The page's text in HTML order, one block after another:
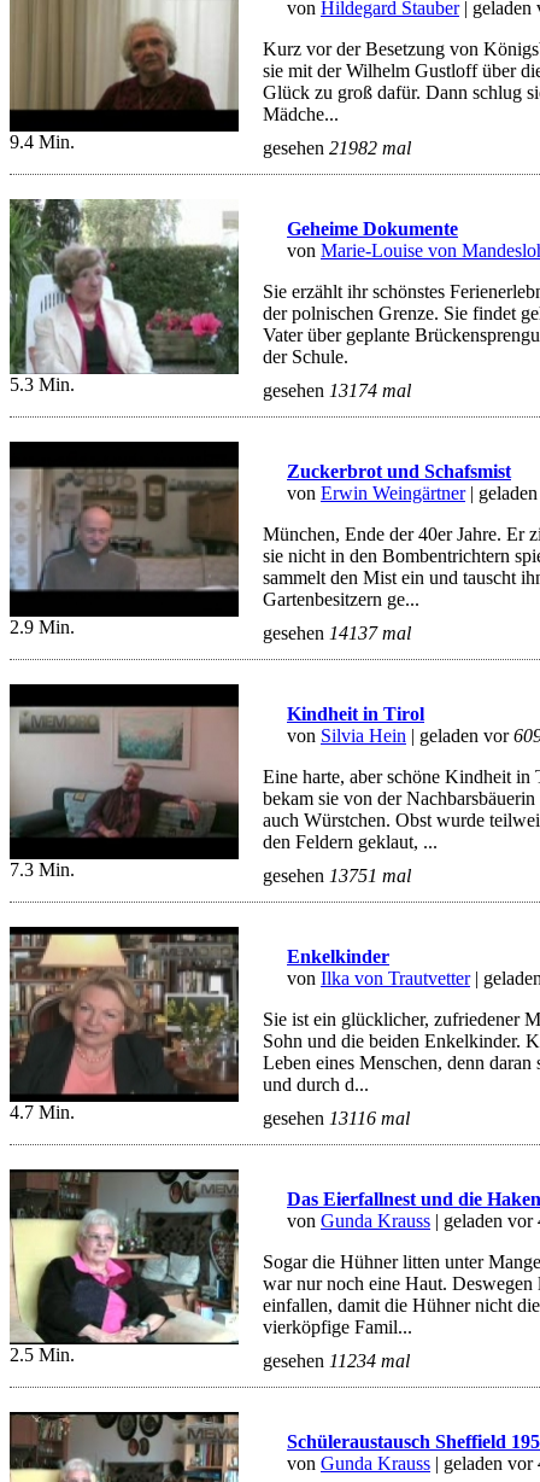
9.4 Min.
von Hildegard Stauber| geladen
Kurz vor der Besetzung von
sie mit der Wilhelm Gustloff über
Glück zu groß dafür. Dann schlug
Mädche...
gesehen 21982 mal
5.3 Min.
Geheime Dokumente
von Marie-Louise von
Sie erzählt ihr schönstes
der polnischen Grenze. Sie findet
Vater über geplante
der Schule.
gesehen 13174 mal
2.9 Min.
Zuckerbrot und Schafsmist
von Erwin Weingärtner|
München, Ende der 40er Jahre. Er
sie nicht in den Bombentrichtern
sammelt den Mist ein und tauscht
Gartenbesitzern ge...
gesehen 14137 mal
7.3 Min.
Kindheit in Tirol
von Silvia Hein | geladen vor
Eine harte, aber schöne Kindheit
bekam sie von der
auch Würstchen. Obst wurde
den Feldern geklaut, ...
gesehen 13751 mal
4.7 Min.
Enkelkinder
von Ilka von Trautvetter|
Sie ist ein glücklicher, zufriedener
Sohn und die beiden Enkelkinder.
Leben eines Menschen, denn daran
und durch d...
gesehen 13116 mal
2.5 Min.
Das Eierfallnest und die
von Gunda Krauss | geladen vor
Sogar die Hühner litten unter
war nur noch eine Haut. Deswegen
einfallen, damit die Hühner nicht
vierköpfige Famil...
gesehen 11234 mal
Schüleraustausch Sheffield
von Gunda Krauss | geladen vor